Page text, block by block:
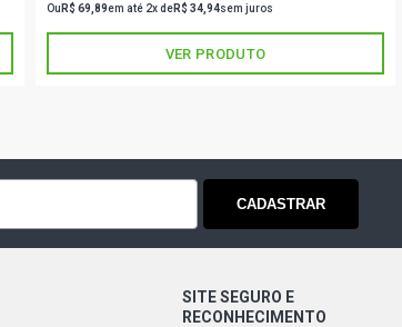
Ou R$ 69,89em até 2x deR$ 34,94sem juros
VER PRODUTO
CADASTRAR
SITE SEGURO E
RECONHECIMENTO